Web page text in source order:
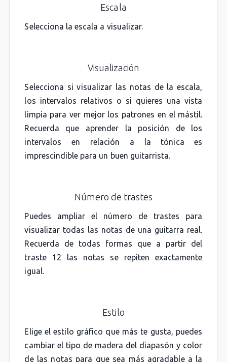
Escala
Selecciona la escala a visualizar.
Visualización
Selecciona si visualizar las notas de la escala,
los intervalos relativos o si quieres una vista
limpia para ver mejor los patrones en el mástil.
Recuerda que aprender la posición de los
intervalos en relación a la tónica es
imprescindible para un buen guitarrista.
Número de trastes
Puedes ampliar el número de trastes para
visualizar todas las notas de una guitarra real.
Recuerda de todas formas que a partir del
traste 12 las notas se repiten exactamente
igual.
Estilo
Elige el estilo gráfico que más te gusta, puedes
cambiar el tipo de madera del diapasón y color
de las notas para que sea más agradable a la